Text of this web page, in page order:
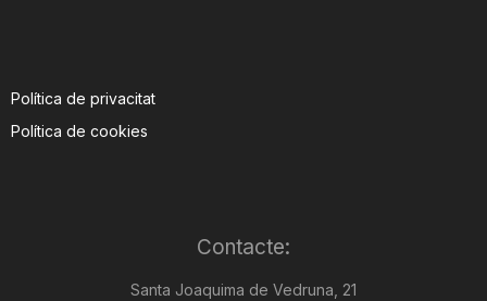
Política de privacitat
Política de cookies
Contacte:
Santa Joaquima de Vedruna, 21